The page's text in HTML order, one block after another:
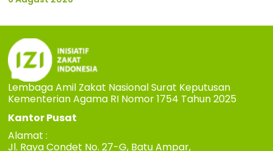
Lembaga Amil Zakat Nasional Surat Keputusan
Kementerian Agama RI Nomor 1754 Tahun 2025
Kantor Pusat
Alamat :
Jl. Raya Condet No. 27-G, Batu Ampar,